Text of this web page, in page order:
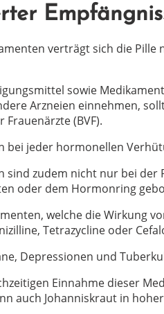
verträgt sich die
sowie
Arzneien einnehmen,
(BVF).
bei jeder hormonellen
sind zudem nicht nur bei
oder dem Hormonring
welche die Wirkung
Tetrazycline oder
Depressionen und
Einnahme dieser
auch Johanniskraut in